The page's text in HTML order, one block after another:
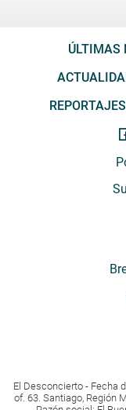
ÚLTIMAS
REPORTAJES
El Desconcierto - Fecha
of. 63. Santiago, Región